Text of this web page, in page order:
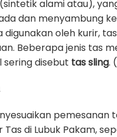
alami atau),
dan menyambung
digunakan oleh kurir,
Beberapa jenis tas
sering disebut tas sling.
pemesanan
Tas di Lubuk Pakam,